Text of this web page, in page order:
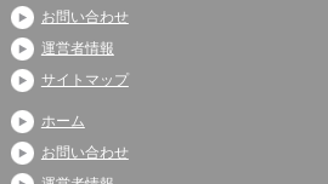
お問い合わせ
運営者情報
サイトマップ
ホーム
お問い合わせ